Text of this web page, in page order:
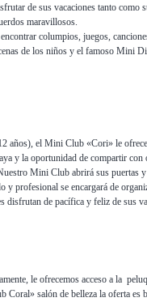
de sus vacaciones tanto como
maravillosos.
columpios, juegos,
de los niños y el famoso Mini
años), el Mini Club «Cori» le
y la oportunidad de compartir
Mini Club abrirá sus puertas
y profesional se encargará de
disfrutan de pacífica y feliz de sus
le ofrecemos acceso a la
salón de belleza la oferta es